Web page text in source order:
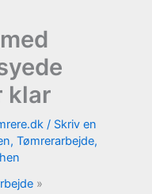
klar
/ Skriv en
, Tømrerarbejde,